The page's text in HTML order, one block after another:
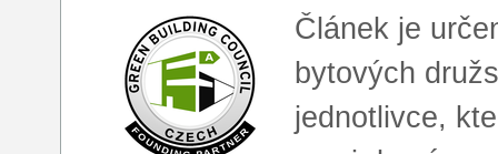
Článek je
bytových
jednotlivce,